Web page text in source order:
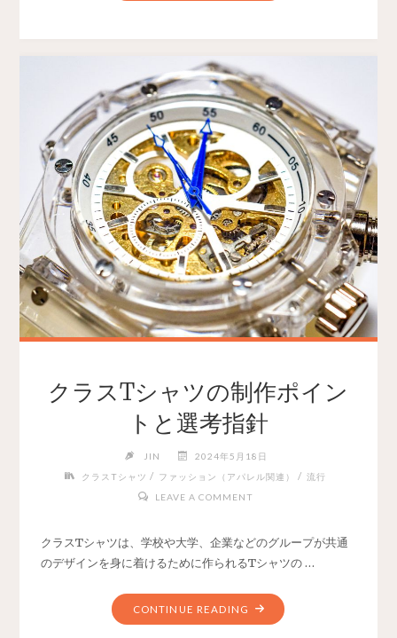
クラスTシャツの制作ポイン
トと選考指針
JIN
2024年5月18日
クラスTシャツ / ファッション（アパレル関連） / 流行
LEAVE A COMMENT
クラスTシャツは、学校や大学、企業などのグループが共通
のデザインを身に着けるために作られるTシャツの …
CONTINUE READING